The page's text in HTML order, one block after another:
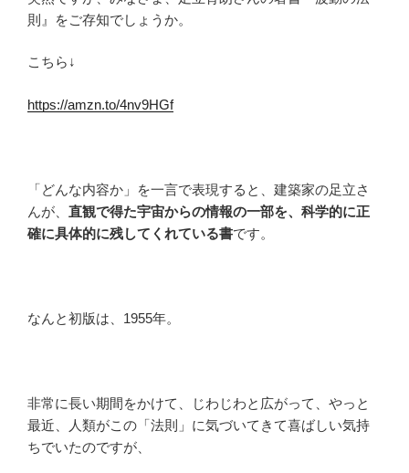
則』をご存知でしょうか。
こちら↓
https://amzn.to/4nv9HGf
「どんな内容か」を一言で表現すると、建築家の足立さ
んが、 直観で得た宇宙からの情報の一部を、科学的に正
確に具体的に残してくれている書です。
なんと初版は、1955年。
非常に長い期間をかけて、じわじわと広がって、やっと
最近、人類がこの「法則」に気づいてきて喜ばしい気持
ちでいたのですが、